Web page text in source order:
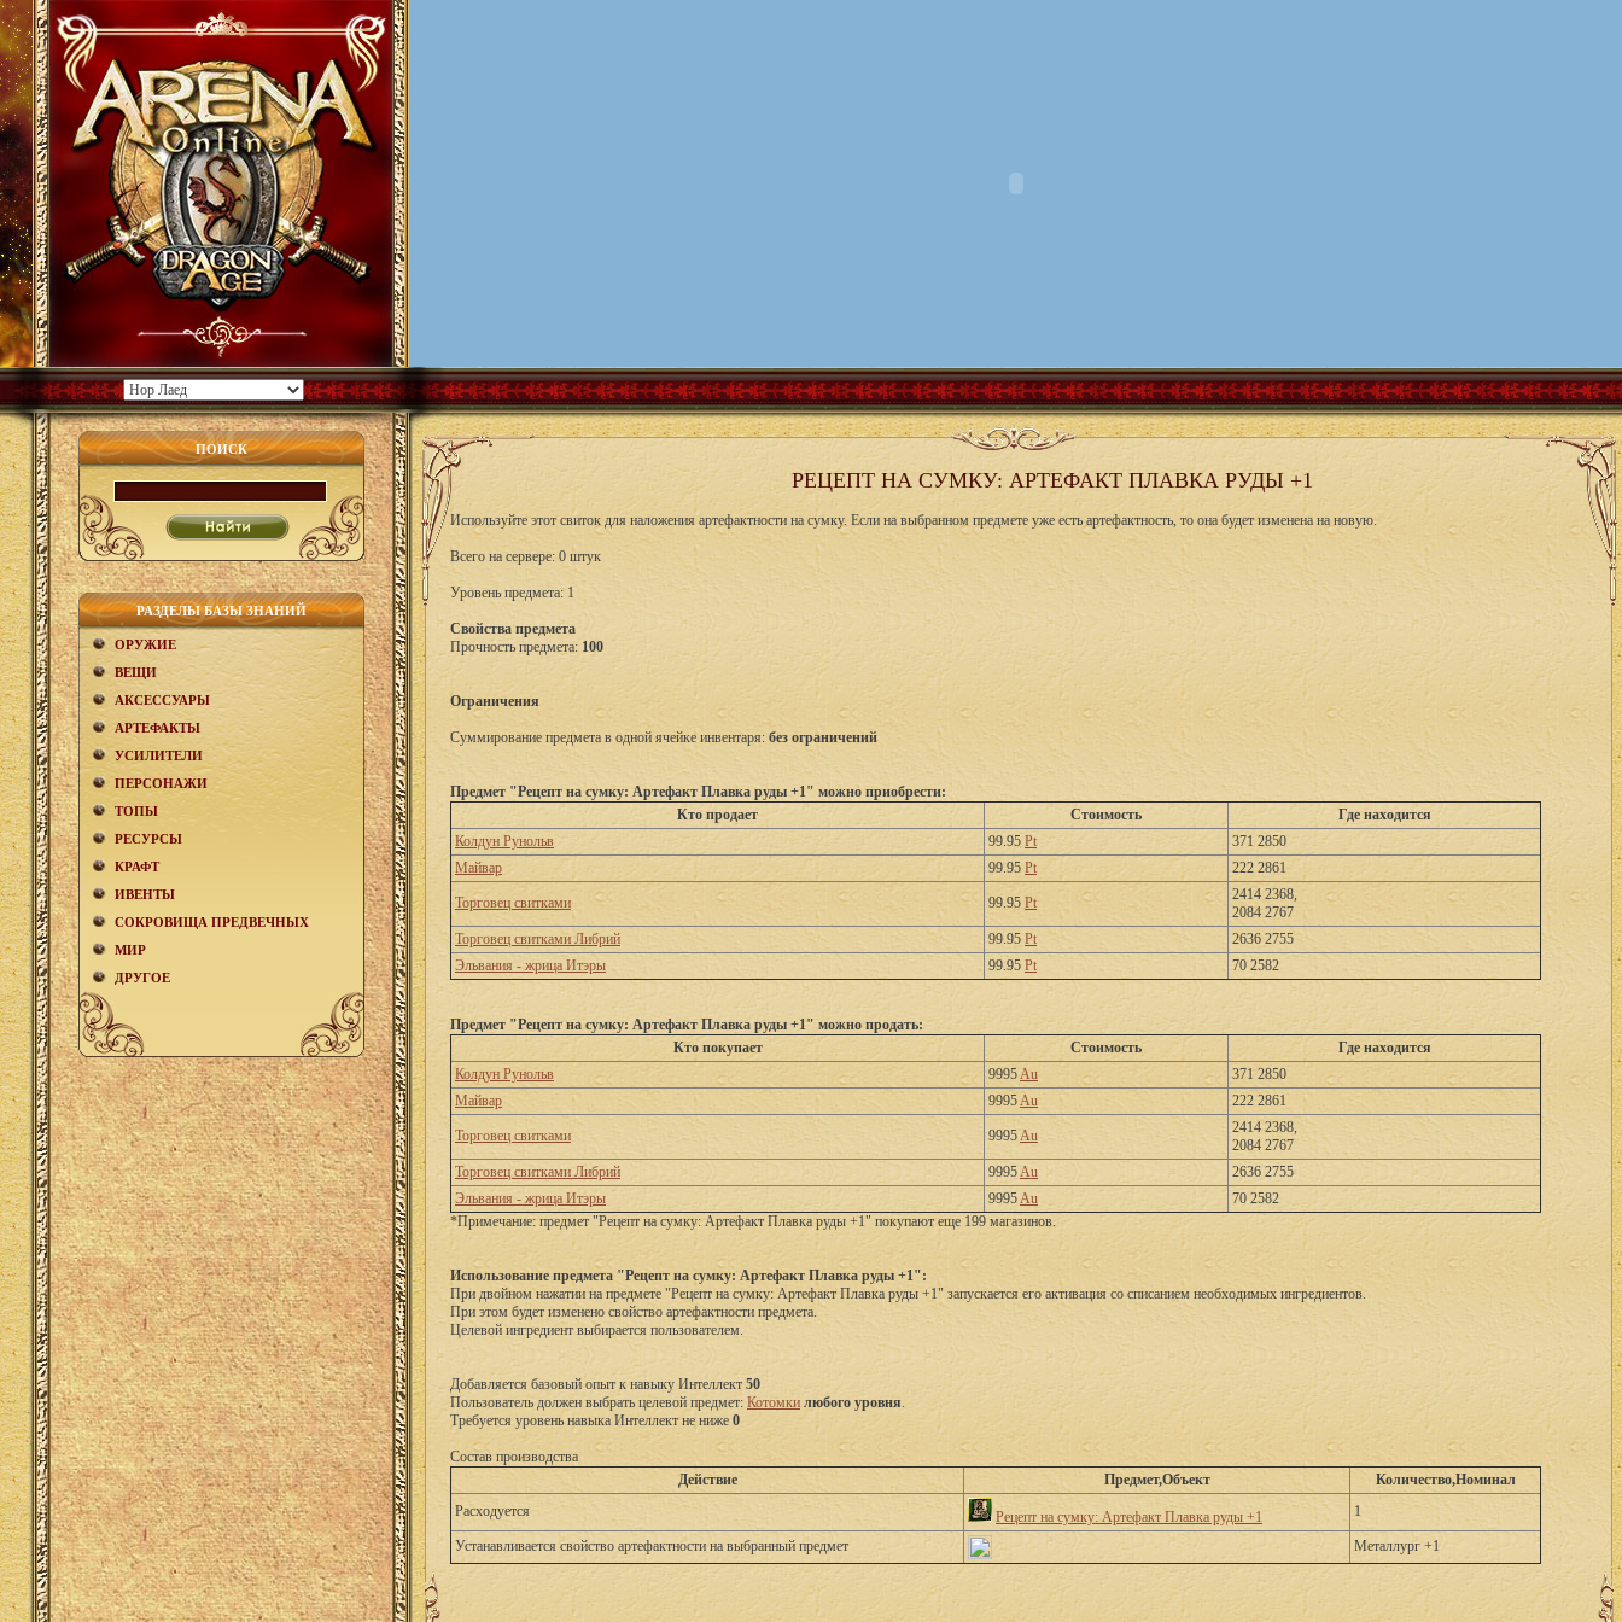
ПОИСК
РАЗДЕЛЫ БАЗЫ ЗНАНИЙ
ОРУЖИЕ
ВЕЩИ
АКCЕСCУАРЫ
АРТЕФАКТЫ
УСИЛИТЕЛИ
ПЕРСОНАЖИ
ТОПЫ
РЕСУРСЫ
КРАФТ
ИВЕНТЫ
СОКРОВИЩА ПРЕДВЕЧНЫХ
МИР
ДРУГОЕ
РЕЦЕПТ НА СУМКУ: АРТЕФАКТ ПЛАВКА РУДЫ +1
Используйте этот свиток для наложения артефактности на сумку. Если на выбранном предмете уже есть артефактность, то она будет изменена на новую.
Всего на сервере: 0 штук
Уровень предмета: 1
Свойства предмета
Прочность предмета: 100
Ограничения
Суммирование предмета в одной ячейке инвентаря: без ограничений
Предмет "Рецепт на сумку: Артефакт Плавка руды +1" можно приобрести:
Кто продает
Стоимость
Где находится
Колдун Рунольв
99.95 Pt
371 2850
Майвар
99.95 Pt 222 2861
Торговец свитками 99.95 Pt
2414 2368,
2084 2767
Торговец свитками Либрий
99.95 Pt
2636 2755
Эльвания - жрица Итэры
99.95 Pt 70 2582
Предмет "Рецепт на сумку: Артефакт Плавка руды +1" можно продать:
Кто покупает
Стоимость
Где находится
Колдун Рунольв
9995Au
371 2850
Майвар
9995Au 222 2861
Торговец свитками 9995Au
2414 2368,
2084 2767
Торговец свитками Либрий
9995Au
2636 2755
Эльвания - жрица Итэры
9995Au
70 2582
*Примечание: предмет "Рецепт на сумку: Артефакт Плавка руды +1" покупают еще 199 магазинов.
Использование предмета "Рецепт на сумку: Артефакт Плавка руды +1":
При двойном нажатии на предмете "Рецепт на сумку: Артефакт Плавка руды +1" запускается его активация со списанием необходимых ингредиентов.
При этом будет изменено свойство артефактности предмета.
Целевой ингредиент выбирается пользователем.
Добавляется базовый опыт к навыку Интеллект 50
Пользователь должен выбрать целевой предмет: Котомки любого уровня.
Требуется уровень навыка Интеллект не ниже 0
Состав производства
Действие
Предмет,Объект
Количество,Номинал
Расходуется
Рецепт на сумку: Артефакт Плавка руды +1 1
Устанавливается свойство артефактности на выбранный предмет Металлург +1